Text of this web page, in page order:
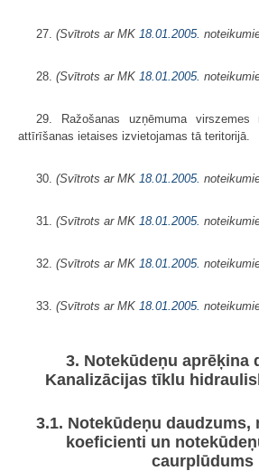
27. (Svītrots ar MK 18.01.2005.
28. (Svītrots ar MK 18.01.2005.
29. Ražošanas uzņēmuma virszemes
attīrīšanas ietaises izvietojamas tā teritorijā.
30. (Svītrots ar MK 18.01.2005.
31. (Svītrots ar MK 18.01.2005.
32. (Svītrots ar MK 18.01.2005.
33. (Svītrots ar MK 18.01.2005.
3. Notekūdeņu aprēķina
Kanalizācijas tīklu
3.1. Notekūdeņu daudzums,
koeficienti un
caurplūdums